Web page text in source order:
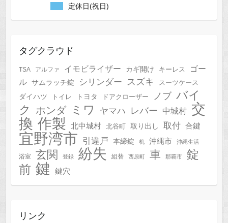
定休日(祝日)
タグクラウド
TSA アルファ イモビライザー カギ開け キーレス
ゴー
ル サムラッチ錠 シリンダー スズキ
スーツケース
ダイハツ
トイレ トヨタ ドアクローザー ノブ バイ
ク
ホンダ ミワ ヤマハ レバー 中城村 交
換 作製 北中城村 北谷町 取り出し 取付 合鍵
宜野湾市 引違戸 本締錠 机 沖縄市 沖縄生活
浴室 玄関 登録 紛失 組替 西原町 車 那覇市
錠
前 鍵 鍵穴
リンク